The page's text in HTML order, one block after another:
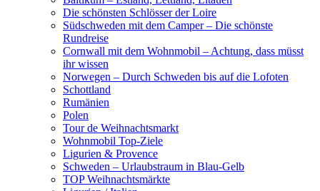
Die schönsten Schlösser der Loire
Südschweden mit dem Camper – Die schönste
Rundreise
Cornwall mit dem Wohnmobil – Achtung, dass müsst
ihr wissen
Norwegen – Durch Schweden bis auf die Lofoten
Schottland
Rumänien
Polen
Tour de Weihnachtsmarkt
Wohnmobil Top-Ziele
Ligurien & Provence
Schweden – Urlaubstraum in Blau-Gelb
TOP Weihnachtsmärkte